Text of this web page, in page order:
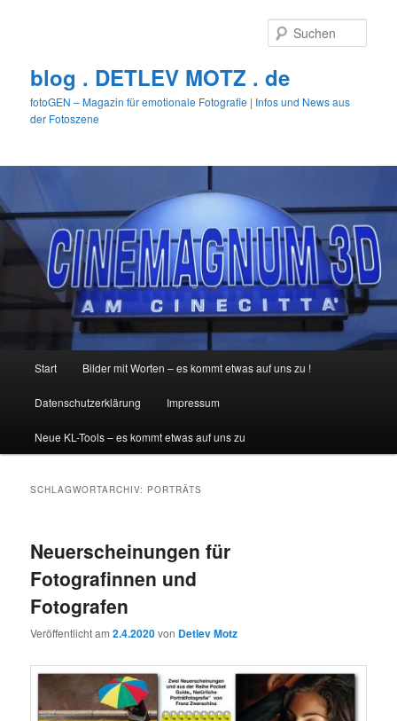
blog . DETLEV MOTZ . de
fotoGEN – Magazin für emotionale Fotografie | Infos und News aus
der Fotoszene
Start Bilder mit Worten – es kommt etwas auf uns zu !
Datenschutzerklärung Impressum
Neue KL-Tools – es kommt etwas auf uns zu
SCHLAGWORTARCHIV: PORTRÄTS
Neuerscheinungen für
Fotografinnen und
Fotografen
Veröffentlicht am2.4.2020von Detlev Motz